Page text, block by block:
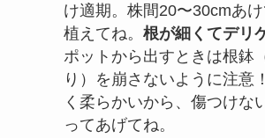
け適期。株間20〜30cmあ
植えてね。 根が細くてデリ
ポットから出すときは根鉢
り）を崩さないように注意
く柔らかいから、傷つけな
ってあげてね。